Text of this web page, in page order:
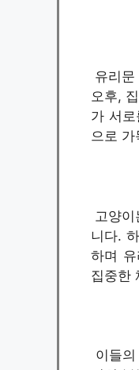
유리
오후,
가 서
으로 가
고양
니다.
하며
집중한
이들